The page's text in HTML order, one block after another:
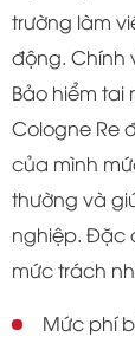
trường làm
động. Chính
Bảo hiểm
Cologne Re
của mình
thường và
nghiệp. Đặc
mức trách
Mức phí